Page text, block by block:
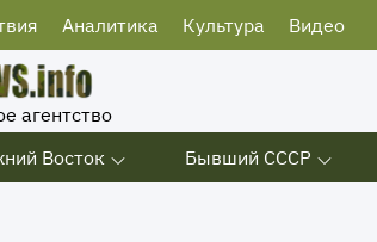
Аналитика Культура Видео
агентство
Восток Бывший СССР